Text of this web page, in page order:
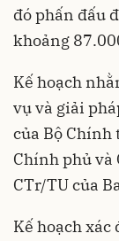
đó phấn đấu
khoảng
Kế hoạch
vụ và giải
của Bộ Chính
Chính phủ và
CTr/TU của
Kế hoạch